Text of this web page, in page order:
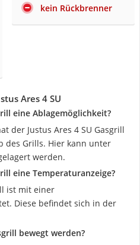
kein Rückbrenner
Ares 4 SU
eine Ablagemöglichkeit?
der Justus Ares 4 SU Gasgrill
des Grills. Hier kann unter
werden.
eine Temperaturanzeige?
ist mit einer
Diese befindet sich in der
bewegt werden?